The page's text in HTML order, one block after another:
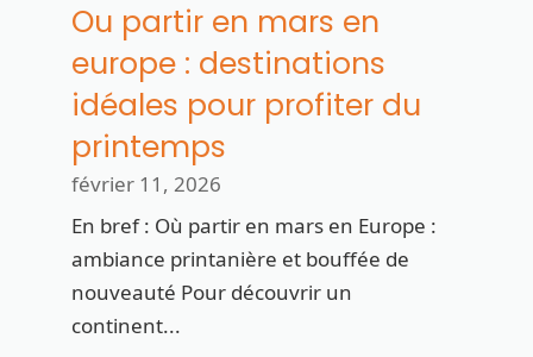
Ou partir en mars en
europe : destinations
idéales pour profiter du
printemps
février 11, 2026
En bref : Où partir en mars en Europe :
ambiance printanière et bouffée de
nouveauté Pour découvrir un
continent...